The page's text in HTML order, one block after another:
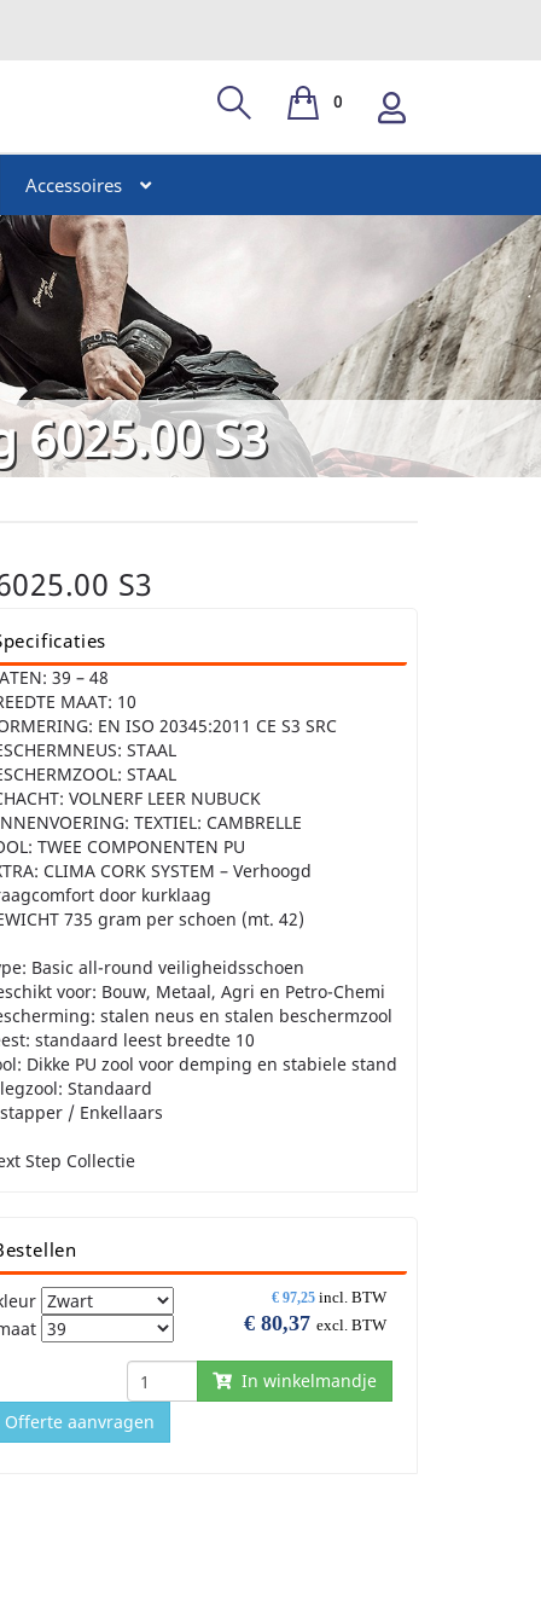
0
Accessoires
6025.00 S3
S3
39 – 48
MAAT: 10
EN ISO 20345:2011 CE S3 SRC
STAAL
STAAL
VOLNERF LEER NUBUCK
TEXTIEL: CAMBRELLE
TWEE COMPONENTEN PU
CLIMA CORK SYSTEM – Verhoogd
door kurklaag
735 gram per schoen (mt. 42)
Basic all-round veiligheidsschoen
voor: Bouw, Metaal, Agri en Petro-Chemi
stalen neus en stalen beschermzool
standaard leest breedte 10
Dikke PU zool voor demping en stabiele stand
Standaard
/ Enkellaars
Step Collectie
€ 97,25 incl. BTW
€ 80,37 excl. BTW
In winkelmandje
Offerte aanvragen